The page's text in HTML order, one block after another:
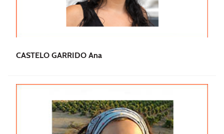
CASTELO GARRIDO Ana